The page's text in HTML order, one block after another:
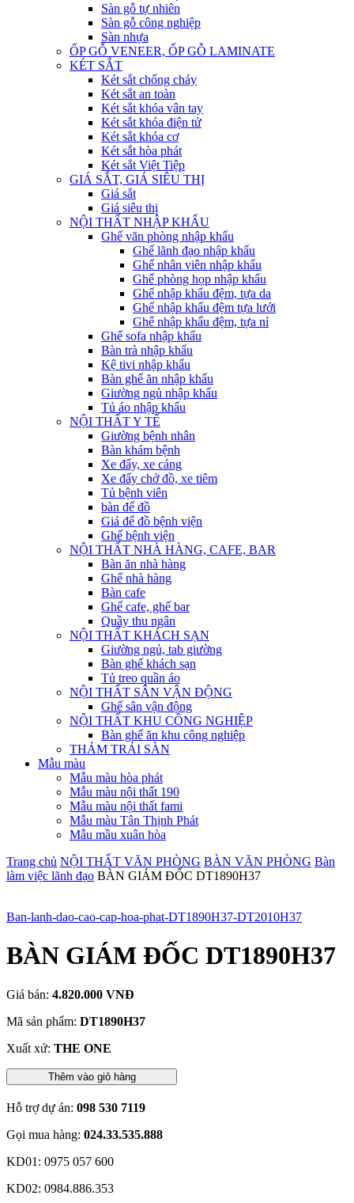
Sàn gỗ tự nhiên
Sàn gỗ công nghiệp
Sàn nhựa
ỐP GỖ VENEER, ỐP GỖ LAMINATE
KÉT SẮT
Két sắt chống cháy
Két sắt an toàn
Két sắt khóa vân tay
Két sắt khóa điện tử
Két sắt khóa cơ
Két sắt hòa phát
Két sắt Việt Tiệp
GIÁ SẮT, GIÁ SIÊU THỊ
Giá sắt
Giá siêu thị
NỘI THẤT NHẬP KHẨU
Ghế văn phòng nhập khẩu
Ghế lãnh đạo nhập khẩu
Ghế nhân viên nhập khẩu
Ghế phòng họp nhập khẩu
Ghế nhập khẩu đệm, tựa da
Ghế nhập khẩu đệm tựa lưới
Ghế nhập khẩu đệm, tựa nỉ
Ghế sofa nhập khẩu
Bàn trà nhập khẩu
Kệ tivi nhập khẩu
Bàn ghế ăn nhập khẩu
Giường ngủ nhập khẩu
Tủ áo nhập khẩu
NỘI THẤT Y TẾ
Giường bệnh nhân
Bàn khám bệnh
Xe đẩy, xe cáng
Xe đẩy chở đồ, xe tiêm
Tủ bệnh viên
bàn để đồ
Giá để đồ bệnh viện
Ghế bệnh viện
NỘI THẤT NHÀ HÀNG, CAFE, BAR
Bàn ăn nhà hàng
Ghế nhà hàng
Bàn cafe
Ghế cafe, ghế bar
Quầy thu ngân
NỘI THẤT KHÁCH SẠN
Giường ngủ, tab giường
Bàn ghế khách sạn
Tủ treo quần áo
NỘI THẤT SÂN VẬN ĐỘNG
Ghế sân vận động
NỘI THẤT KHU CÔNG NGHIỆP
Bàn ghế ăn khu công nghiệp
THẢM TRẢI SÀN
Mẫu màu
Mẫu màu hòa phát
Mẫu màu nội thất 190
Mẫu màu nội thất fami
Mẫu màu Tân Thịnh Phát
Mẫu mầu xuân hòa
Trang chủ NỘI THẤT VĂN PHÒNG BÀN VĂN PHÒNG Bàn
làm việc lãnh đạo BÀN GIÁM ĐỐC DT1890H37
Ban-lanh-dao-cao-cap-hoa-phat-DT1890H37-DT2010H37
BÀN GIÁM ĐỐC DT1890H37
Giá bán: 4.820.000 VNĐ
Mã sản phẩm: DT1890H37
Xuất xứ: THE ONE
Thêm vào giỏ hàng
Hỗ trợ dự án: 098 530 7119
Gọi mua hàng: 024.33.535.888
KD01: 0975 057 600
KD02: 0984.886.353